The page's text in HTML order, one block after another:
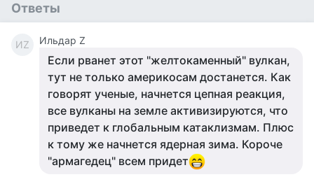
Ответы
ИZ Ильдар Z
Если рванет этот "желтокаменный" вулкан,
тут не только америкосам достанется. Как
говорят ученые, начнется цепная реакция,
все вулканы на земле активизируются, что
приведет к глобальным катаклизмам. Плюс
к тому же начнется ядерная зима. Короче
"армагедец" всем придет